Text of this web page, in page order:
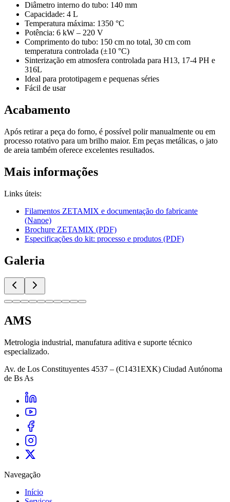
Diâmetro interno do tubo: 140 mm
Capacidade: 4 L
Temperatura máxima: 1350 °C
Potência: 6 kW – 220 V
Comprimento do tubo: 150 cm no total, 30 cm com
temperatura controlada (±10 °C)
Sinterização em atmosfera controlada para H13, 17-4 PH e
316L
Ideal para prototipagem e pequenas séries
Fácil de usar
Acabamento
Após retirar a peça do forno, é possível polir manualmente ou em
processo rotativo para um brilho maior. Em peças metálicas, o jato
de areia também oferece excelentes resultados.
Mais informações
Links úteis:
Filamentos ZETAMIX e documentação do fabricante
(Nanoe)
Brochure ZETAMIX (PDF)
Especificações do kit: processo e produtos (PDF)
Galeria
AMS
Metrologia industrial, manufatura aditiva e suporte técnico
especializado.
Av. de Los Constituyentes 4537 – (C1431EXK) Ciudad Autónoma
de Bs As
Navegação
Início